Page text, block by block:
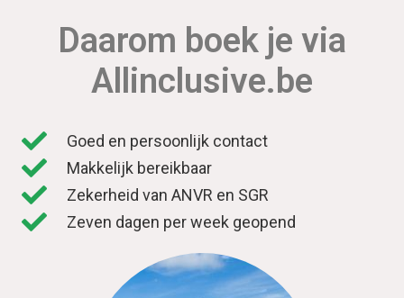
Daarom boek je via
Allinclusive.be
Goed en persoonlijk contact
Makkelijk bereikbaar
Zekerheid van ANVR en SGR
Zeven dagen per week geopend